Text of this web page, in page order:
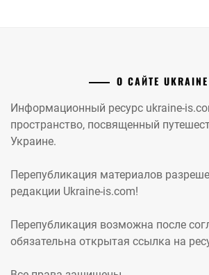
О САЙТЕ
Информационный ресурс ukraine-
пространство, посвященный
Украине.
Перепубликация материалов
редакции Ukraine-is.com!
Перепубликация возможна после
обязательна открытая ссылка на